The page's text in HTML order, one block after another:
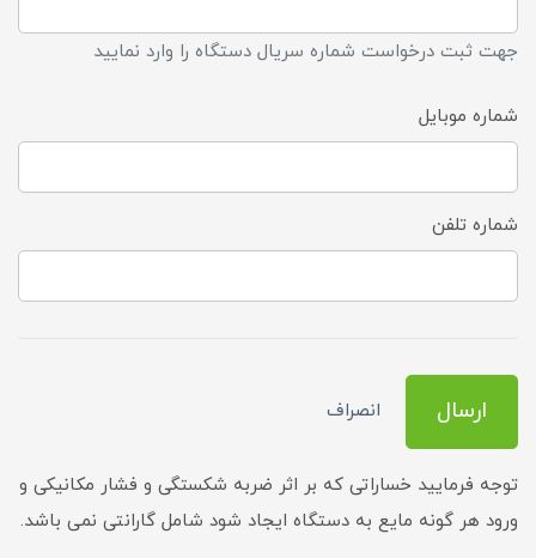
جهت ثبت درخواست شماره سریال دستگاه را وارد نمایید
شماره موبایل
شماره تلفن
ارسال انصراف
توجه فرمایید خساراتی که بر اثر ضربه شکستگی و فشار مکانیکی و
ورود هر گونه مایع به دستگاه ایجاد شود شامل گارانتی نمی باشد.